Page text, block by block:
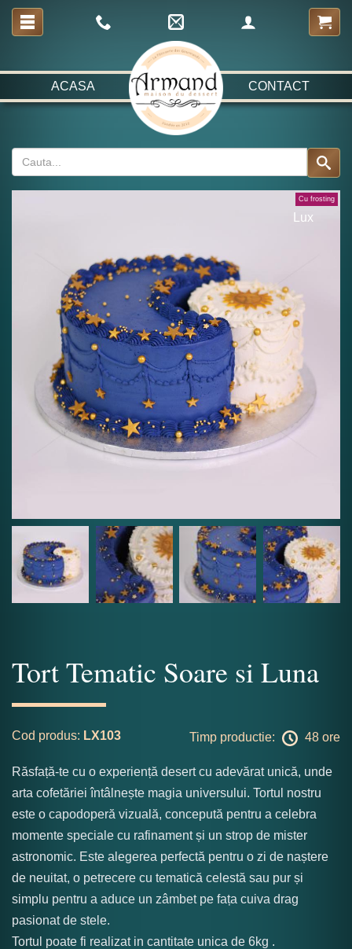
ACASA CONTACT
Cu frosting
Lux
Tort Tematic Soare si Luna
Cod produs: LX103 Timp productie: 48 ore
Răsfață-te cu o experiență desert cu adevărat unică, unde
arta cofetăriei întâlnește magia universului. Tortul nostru
este o capodoperă vizuală, concepută pentru a celebra
momente speciale cu rafinament și un strop de mister
astronomic. Este alegerea perfectă pentru o zi de naștere
de neuitat, o petrecere cu tematică celestă sau pur și
simplu pentru a aduce un zâmbet pe fața cuiva drag
pasionat de stele.
Tortul poate fi realizat in cantitate unica de 6kg .